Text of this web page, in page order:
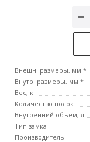
Внешн. размеры, мм *
Внутр. размеры, мм *
Вес, кг
Количество полок
Внутренний объем, л
Тип замка
Производитель